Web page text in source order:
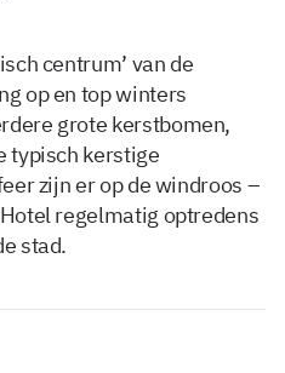
centrum’ van de
op en top winters
grote kerstbomen,
typisch kerstige
zijn er op de windroos –
regelmatig optredens
stad.